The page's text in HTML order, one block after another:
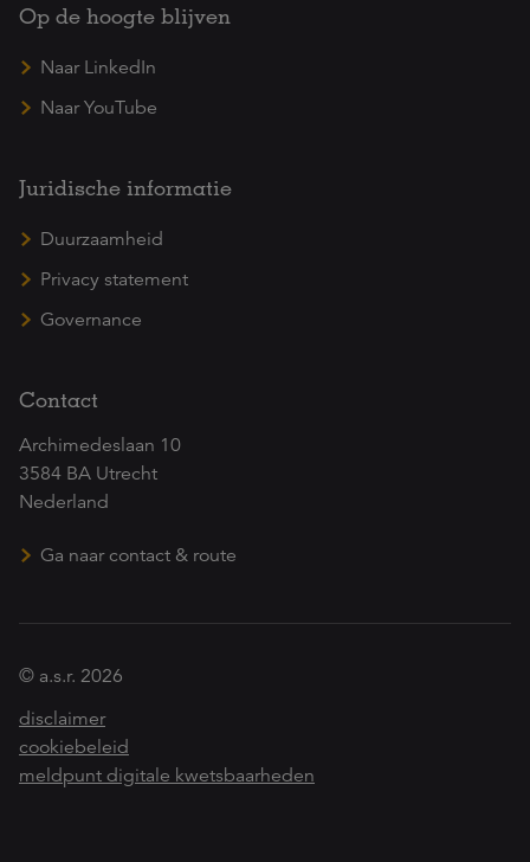
Op de hoogte blijven
Naar LinkedIn
Naar YouTube
Juridische informatie
Duurzaamheid
Privacy statement
Governance
Contact
Archimedeslaan 10
3584 BA Utrecht
Nederland
Ga naar contact & route
© a.s.r. 2026
disclaimer
cookiebeleid
meldpunt digitale kwetsbaarheden